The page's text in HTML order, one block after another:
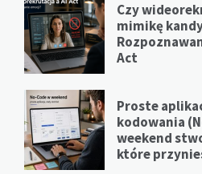
Czy
mimikę
Act
Proste
kodowania
weekend
które